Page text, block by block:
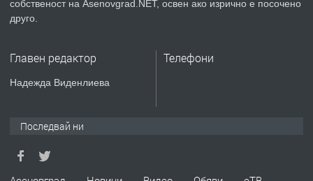
ПРЕДЛАГА
Давам индивидуалани уроци по
ремонт на покриви
собственост на Asenovgrad.NET, освен ако изрично е посочено
друго.
Главен редактор
Надежда Виденлиева
Телефони
Последвай ни